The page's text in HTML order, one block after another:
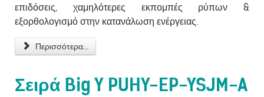
επιδόσεις, χαμηλότερες εκπομπές ρύπων &
εξορθολογισμό στην κατανάλωση ενέργειας.
Περισσότερα...
Σειρά Big Y PUHY-EP-YSJM-A